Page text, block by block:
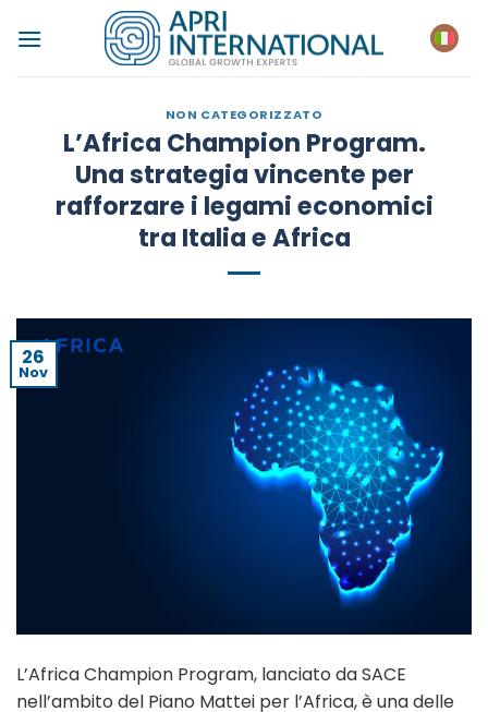
NON CATEGORIZZATO
L’Africa Champion Program.
Una strategia vincente per
rafforzare i legami economici
tra Italia e Africa
26
Nov
L’Africa Champion Program, lanciato da SACE
nell’ambito del Piano Mattei per l’Africa, è una delle